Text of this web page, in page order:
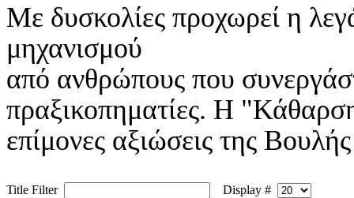
Με δυσκολίες προχωρεί η
μηχανισμού
από ανθρώπους που
πραξικοπηματίες. Η
επίμονες αξιώσεις της Βουλής
Title Filter
Display #